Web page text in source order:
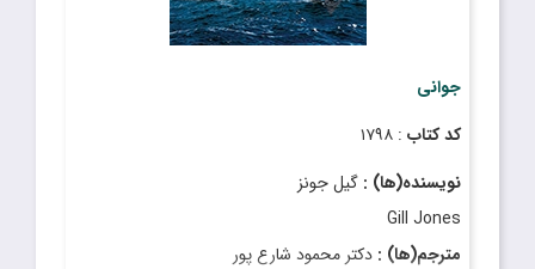
جوانی
کد کتاب : ۱۷۹۸
نویسنده(ها) : گیل جونز
Gill Jones
مترجم(ها) : دکتر محمود شارع پور